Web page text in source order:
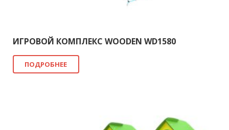
ИГРОВОЙ КОМПЛЕКС WOODEN WD1580
ПОДРОБНЕЕ